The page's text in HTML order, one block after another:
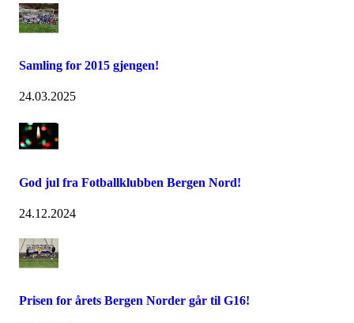
Samling for 2015 gjengen!
24.03.2025
God jul fra Fotballklubben Bergen Nord!
24.12.2024
Prisen for årets Bergen Norder går til G16!